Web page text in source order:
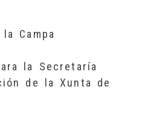
Campa
la Secretaría
de la Xunta de